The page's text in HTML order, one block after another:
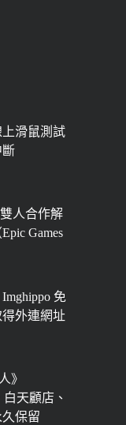
滑鼠測試
斷
雙人合作解
Games
免
外連網址
》
天顧店、
保留